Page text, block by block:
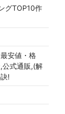
グTOP10作
安値・格
公式通販,(解
!